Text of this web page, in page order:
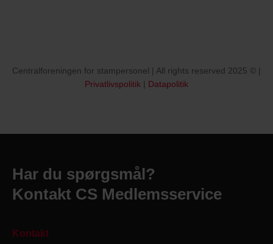
Centralforeningen for stampersonel | All rights reserved 2025 © |
Privatlivspolitik | Datapolitik
Har du spørgsmål?
Kontakt CS Medlemsservice
Kontakt